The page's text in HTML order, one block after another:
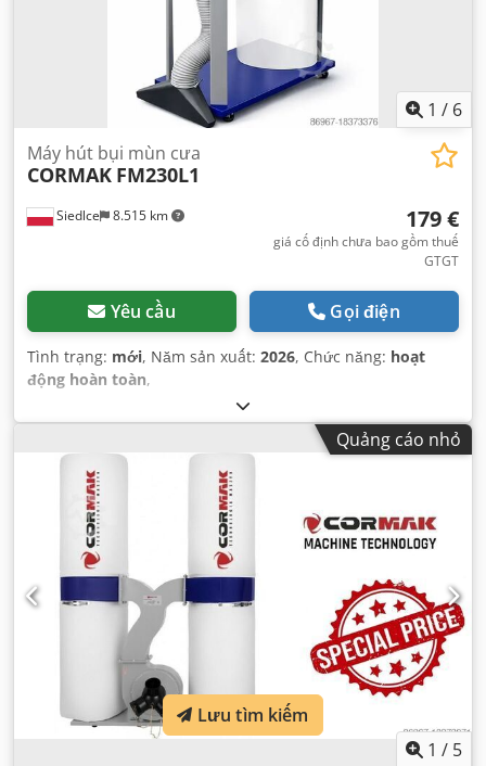
1 / 6
Siedlce 8.515 km
Máy hút bụi mùn cưa
CORMAK FM230L1
179 €
giá cố định chưa bao gồm thuế
GTGT
Yêu cầu Gọi điện
Tình trạng: mới, Năm sản xuất: 2026, Chức năng: hoạt
động hoàn toàn,
Quảng cáo nhỏ
1 / 5
Lưu tìm kiếm